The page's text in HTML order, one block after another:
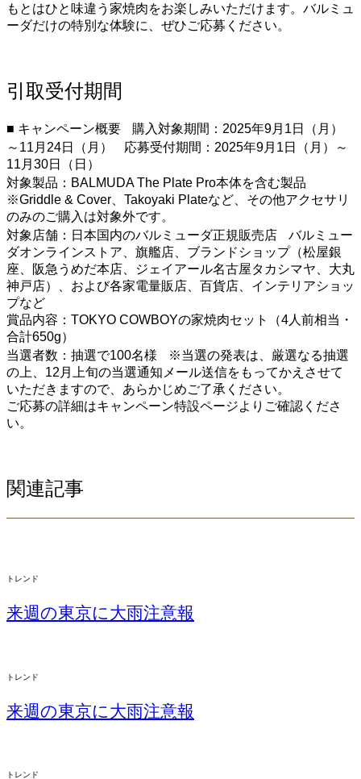
もとはひと味違う家焼肉をお楽しみいただけます。バルミュ
ーダだけの特別な体験に、ぜひご応募ください。
引取受付期間
■ キャンペーン概要 購入対象期間：2025年9月1日（月）
～11月24日（月） 応募受付期間：2025年9月1日（月）～
11月30日（日）
対象製品：BALMUDA The Plate Pro本体を含む製品
※Griddle & Cover、Takoyaki Plateなど、その他アクセサリ
のみのご購入は対象外です。
対象店舗：日本国内のバルミューダ正規販売店 バルミュー
ダオンラインストア、旗艦店、ブランドショップ（松屋銀
座、阪急うめだ本店、ジェイアール名古屋タカシマヤ、大丸
神戸店）、および各家電量販店、百貨店、インテリアショッ
プなど
賞品内容：TOKYO COWBOYの家焼肉セット（4人前相当・
合計650g）
当選者数：抽選で100名様 ※当選の発表は、厳選なる抽選
の上、12月上旬の当選通知メール送信をもってかえさせて
いただきますので、あらかじめご了承ください。
ご応募の詳細はキャンペーン特設ページよりご確認くださ
い。
関連記事
トレンド
来週の東京に大雨注意報
トレンド
来週の東京に大雨注意報
トレンド